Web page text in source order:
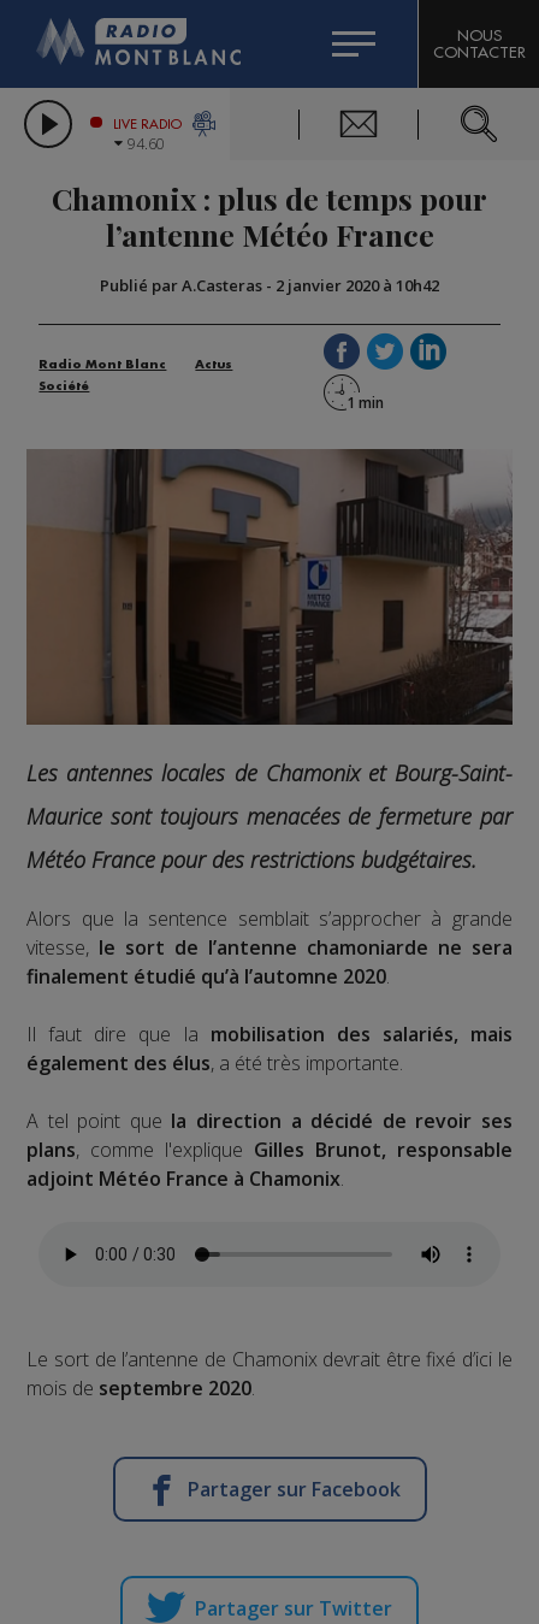
LES CHRONIQUES DE L'EXPERT
CITIZEN MACHINERY
GRAND MASSIF DOMAINES SKIABLES
BIGARD
COMPAGNIE DU MONT-BLANC
NOUS
CONTACTER
LIVE RADIO
94.60
Chamonix : plus de temps pour
l’antenne Météo France
Publié par A.Casteras - 2 janvier 2020 à 10h42
Radio Mont Blanc
Actus
Société
Les antennes locales de Chamonix et Bourg-Saint-
Maurice sont toujours menacées de fermeture par
Météo France pour des restrictions budgétaires.
Alors que la sentence semblait s’approcher à grande
vitesse, le sort de l’antenne chamoniarde ne sera
finalement étudié qu’à l’automne 2020.
Il faut dire que la mobilisation des salariés, mais
également des élus, a été très importante.
A tel point que la direction a décidé de revoir ses
plans, comme l'explique Gilles Brunot, responsable
adjoint Météo France à Chamonix.
Le sort de l’antenne de Chamonix devrait être fixé d’ici le
mois de septembre 2020.
Partager sur Facebook
Partager sur Twitter